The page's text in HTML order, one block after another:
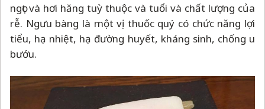
ngọt và hơi hăng tuỳ thuộc và tuổi và chất lượng của
rễ. Ngưu bàng là một vị thuốc quý có chức năng lợi
tiểu, hạ nhiệt, hạ đường huyết, kháng sinh, chống u
bướu.